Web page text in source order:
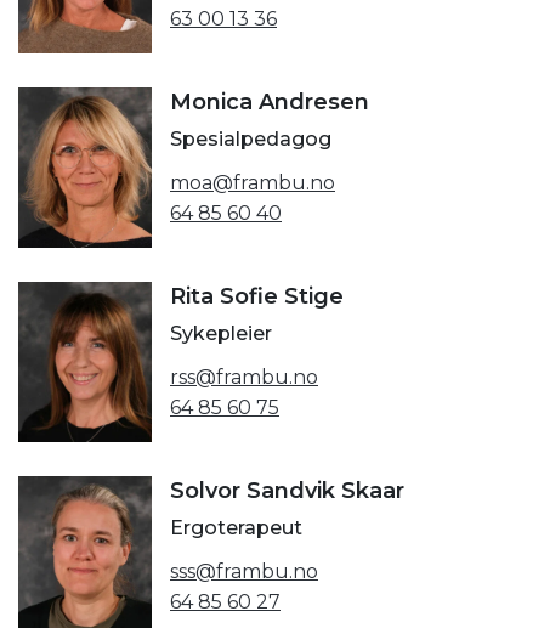
63 00 13 36
Monica Andresen
Spesialpedagog
moa@frambu.no
64 85 60 40
Rita Sofie Stige
Sykepleier
rss@frambu.no
64 85 60 75
Solvor Sandvik Skaar
Ergoterapeut
sss@frambu.no
64 85 60 27